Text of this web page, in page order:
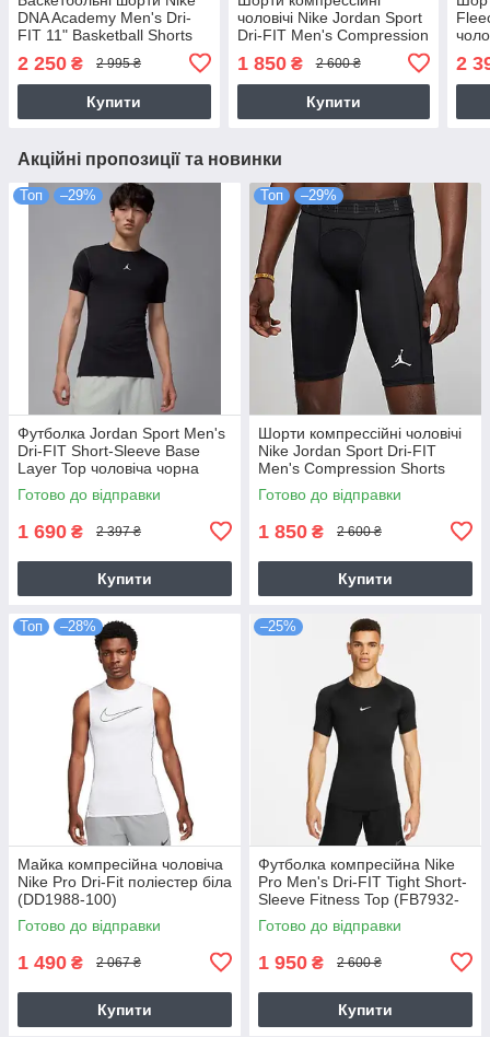
DNA Academy Men's Dri-
FIT 11" Basketball Shorts
010)
2 250 ₴ 2 995 ₴
Купити
чоловічі Nike Jordan Sport
Dri-FIT Men's Compression
1 850₴ 2 600 ₴
Купити
2
Акційні пропозиції та новинки
Топ –29%
Футболка Jordan Sport Men's
Dri-FIT Short-Sleeve Base
Layer Top чоловіча чорна
оригінал (HV4099-010)
Готово до відправки
1 690 ₴ 2 397 ₴
Купити
Топ –29%
Шорти компрессійні чоловічі
Nike Jordan Sport Dri-FIT
Men's Compression Shorts
(DM1813-010)
Готово до відправки
1 850 ₴ 2 600 ₴
Купити
Топ –28%
Майка компресійна чоловіча
Nike Pro Dri-Fit поліестер біла
(DD1988-100)
Готово до відправки
1 490 ₴ 2 067 ₴
Купити
–25%
Футболка компресійна Nike
Pro Men's Dri-FIT Tight Short-
Sleeve Fitness Top (FB7932-
010)
Готово до відправки
1 950 ₴ 2 600 ₴
Купити